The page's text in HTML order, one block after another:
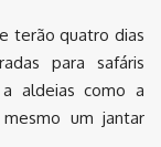
terão quatro dias
para safáris
aldeias como a
um jantar